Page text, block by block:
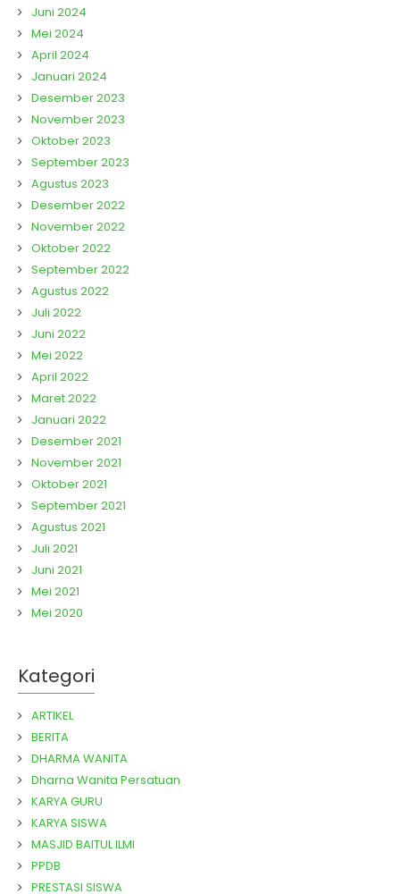
Juni 2024
Mei 2024
April 2024
Januari 2024
Desember 2023
November 2023
Oktober 2023
September 2023
Agustus 2023
Desember 2022
November 2022
Oktober 2022
September 2022
Agustus 2022
Juli 2022
Juni 2022
Mei 2022
April 2022
Maret 2022
Januari 2022
Desember 2021
November 2021
Oktober 2021
September 2021
Agustus 2021
Juli 2021
Juni 2021
Mei 2021
Mei 2020
Kategori
ARTIKEL
BERITA
DHARMA WANITA
Dharna Wanita Persatuan
KARYA GURU
KARYA SISWA
MASJID BAITUL ILMI
PPDB
PRESTASI SISWA